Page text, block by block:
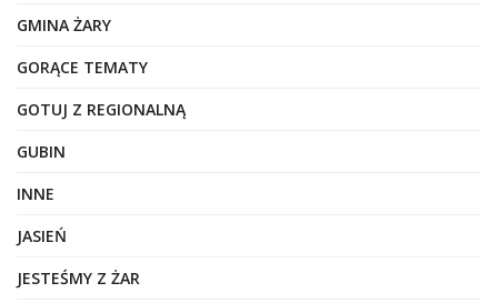
GMINA ŻARY
GORĄCE TEMATY
GOTUJ Z REGIONALNĄ
GUBIN
INNE
JASIEŃ
JESTEŚMY Z ŻAR